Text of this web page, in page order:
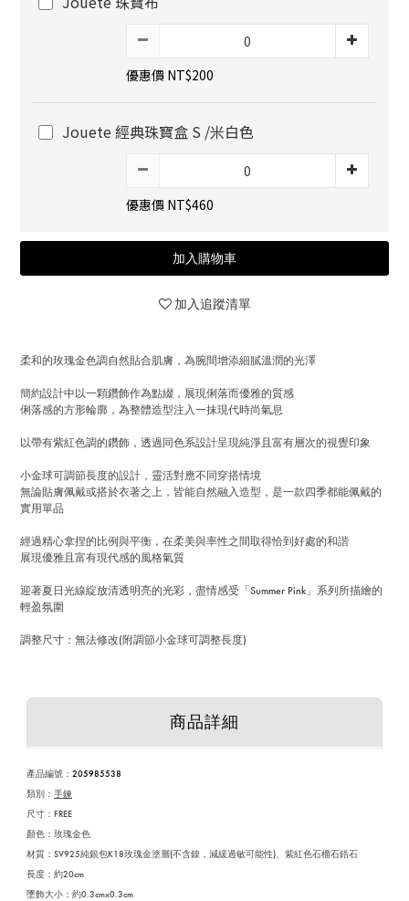
優惠價 NT$200
Jouete 經典珠寶盒 S /米白色
優惠價 NT$460
加入購物車
加入追蹤清單
柔和的玫瑰金色調自然貼合肌膚，為腕間增添細膩溫潤的光澤
簡約設計中以一顆鑽飾作為點綴，展現俐落而優雅的質感
俐落感的方形輪廓，為整體造型注入一抹現代時尚氣息
以帶有紫紅色調的鑽飾，透過同色系設計呈現純淨且富有層次的視覺印象
小金球可調節長度的設計，靈活對應不同穿搭情境
無論貼膚佩戴或搭於衣著之上，皆能自然融入造型，是一款四季都能佩戴的
實用單品
經過精心拿捏的比例與平衡，在柔美與率性之間取得恰到好處的和諧
展現優雅且富有現代感的風格氣質
迎著夏日光線綻放清透明亮的光彩，盡情感受「Summer Pink」系列所描繪的
輕盈氛圍
調整尺寸：無法修改(附調節小金球可調整長度)
商品詳細
產品編號： 205985538
類別： 手鍊
尺寸： FREE
顏色： 玫瑰金色
材質：SV925純銀包K18玫瑰金塗層(不含鎳，減緩過敏可能性)、紫紅色石榴石鋯石
長度：約20cm
墜飾大小：約0.3cmx0.3cm